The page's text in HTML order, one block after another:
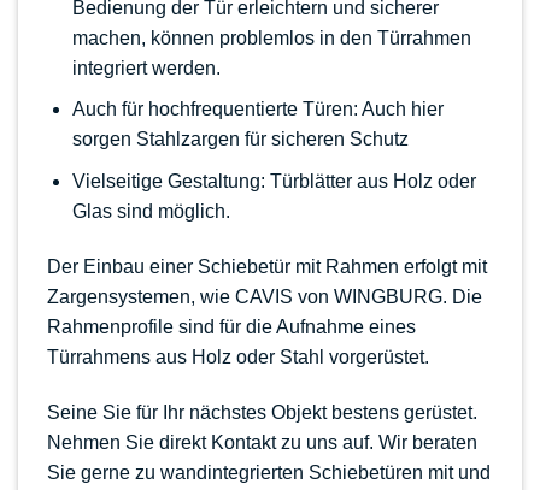
Bedienung der Tür erleichtern und sicherer
machen, können problemlos in den Türrahmen
integriert werden.
Auch für hochfrequentierte Türen: Auch hier
sorgen Stahlzargen für sicheren Schutz
Vielseitige Gestaltung: Türblätter aus Holz oder
Glas sind möglich.
Der Einbau einer Schiebetür mit Rahmen erfolgt mit
Zargensystemen, wie CAVIS von WINGBURG. Die
Rahmenprofile sind für die Aufnahme eines
Türrahmens aus Holz oder Stahl vorgerüstet.
Seine Sie für Ihr nächstes Objekt bestens gerüstet.
Nehmen Sie direkt Kontakt zu uns auf. Wir beraten
Sie gerne zu wandintegrierten Schiebetüren mit und